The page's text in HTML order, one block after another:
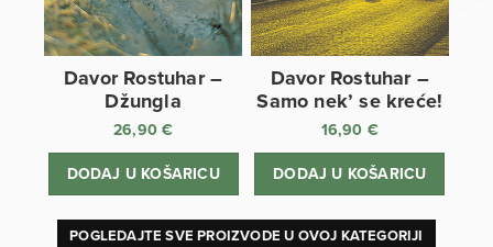
Davor Rostuhar –
Džungla
26,90€
DODAJ U KOŠARICU
Davor Rostuhar –
Samo nek’ se kreće!
16,90 €
DODAJ U KOŠARICU
POGLEDAJTE SVE PROIZVODE U OVOJ KATEGORIJI